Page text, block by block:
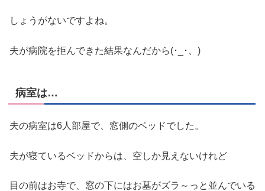
しょうがないですよね。
夫が病院を拒んできた結果なんだから(･_･、)
病室は…
夫の病室は6人部屋で、窓側のベッドでした。
夫が寝ているベッドからは、空しか見えないけれど
目の前はお寺で、窓の下にはお墓がズラ～っと並んでいる